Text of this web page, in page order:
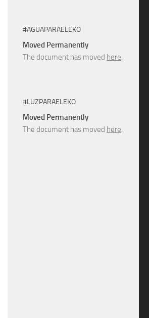
#AGUAPARAELEKO
Moved Permanently
The document has moved here.
#LUZPARAELEKO
Moved Permanently
The document has moved here.